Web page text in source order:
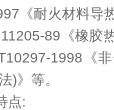
《耐火材料导
89《橡胶
1998《
)》等。
: